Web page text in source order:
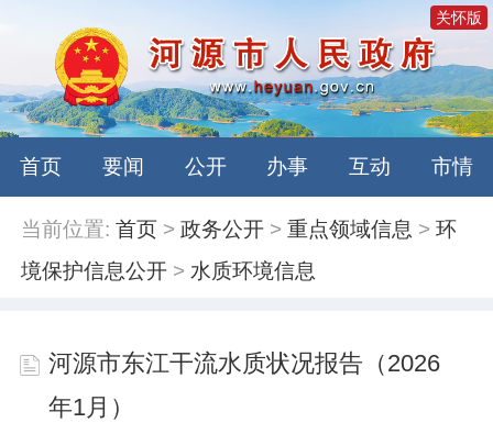
关怀版
首页 要闻 公开 办事 互动 市情
当前位置: 首页 >政务公开 >重点领域信息 >环
境保护信息公开 > 水质环境信息
河源市东江干流水质状况报告（2026
年1月）